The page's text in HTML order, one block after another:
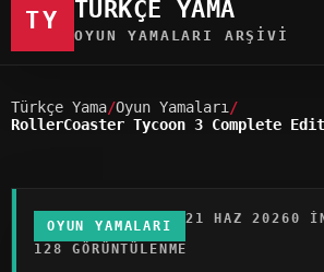
TY TÜRKÇE YAMA
OYUN YAMALARI ARŞIVI
Türkçe Yama Oyun Yamaları
RollerCoaster Tycoon 3 Complete
OYUN YAMALARI 21 HAZ 20260
128 GÖRÜNTÜLENME